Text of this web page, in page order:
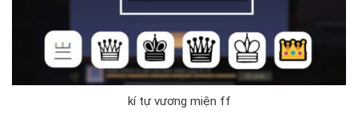
kí tự vương miện ff